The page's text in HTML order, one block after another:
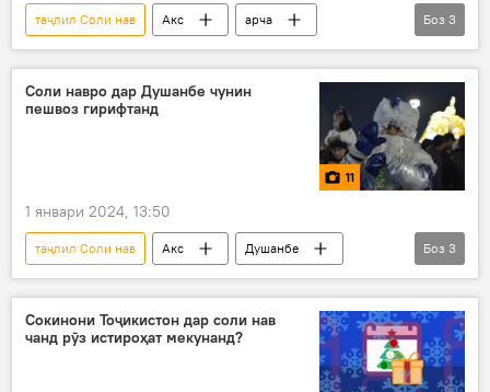
таҷлил Соли нав Акс
арча
арчаи солинавӣ
Душанбе Соли нав
Боз 3
Соли навро дар Душанбе чунин
пешвоз гирифтанд
11
1 январи 2024, 13:50
таҷлил Соли нав Акс
Душанбе
Соли нав
пойтахт оташбозӣ
Боз 3
Сокинони Тоҷикистон дар соли нав
чанд рӯз истироҳат мекунанд?